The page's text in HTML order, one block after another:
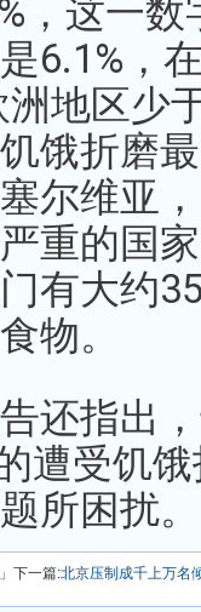
，这一
6.1%，
地区少
饿折磨
尔维亚
重的国
有大约
物。
还指出
遭受饥
所困扰。
下一篇:北京压制成千上万名